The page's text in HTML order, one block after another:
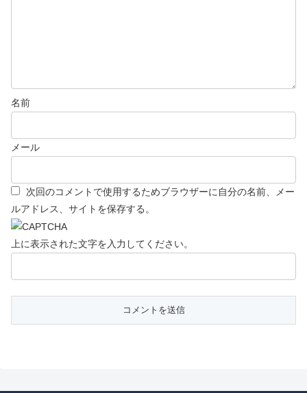
名前
メール
次回のコメントで使用するためブラウザーに自分の名前、メー
ルアドレス、サイトを保存する。
上に表示された文字を入力してください。